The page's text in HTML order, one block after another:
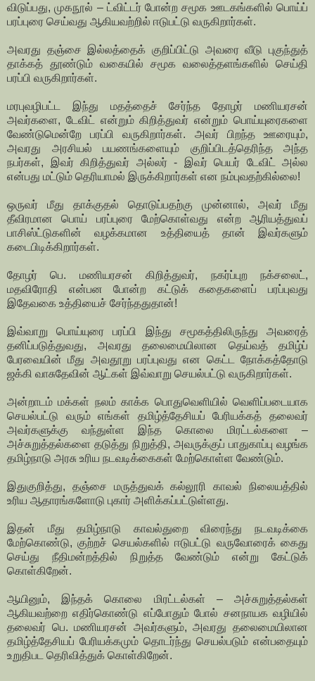
விடுப்பது, முகநூல் – ட்விட்டர் போன்ற சமூக ஊடகங்களில் பொய்ப்
பரப்புரை செய்வது ஆகியவற்றில் ஈடுபட்டு வருகிறார்கள்.
அவரது தஞ்சை இல்லத்தைக் குறிப்பிட்டு அவரை வீடு புகுந்துத்
தாக்கத் தூண்டும் வகையில் சமூக வலைத்தளங்களில் செய்தி
பரப்பி வருகிறார்கள்.
மரபுவழிபட்ட இந்து மதத்தைச் சேர்ந்த தோழர் மணியரசன்
அவர்களை, டேவிட் என்றும் கிறித்துவர் என்றும் பொய்யுரைகளை
வேண்டுமென்றே பரப்பி வருகிறார்கள். அவர் பிறந்த ஊரையும்,
அவரது அரசியல் பயணங்களையும் குறிப்பிடத்தெரிந்த அந்த
நபர்கள், இவர் கிறித்துவர் அல்லர் - இவர் பெயர் டேவிட் அல்ல
என்பது மட்டும் தெரியாமல் இருக்கிறார்கள் என நம்புவதற்கில்லை!
ஒருவர் மீது தாக்குதல் தொடுப்பதற்கு முன்னால், அவர் மீது
தீவிரமான பொய் பரப்புரை மேற்கொள்வது என்ற ஆரியத்துவப்
பாசிஸ்ட்டுகளின் வழக்கமான உத்தியைத் தான் இவர்களும்
கடைபிடிக்கிறார்கள்.
தோழர் பெ. மணியரசன் கிறித்துவர், நகர்ப்புற நக்சலைட்,
மதவிரோதி என்பன போன்ற கட்டுக் கதைகளைப் பரப்புவது
இதேவகை உத்தியைச் சேர்ந்ததுதான்!
இவ்வாறு பொய்யுரை பரப்பி இந்து சமூகத்திலிருந்து அவரைத்
தனிப்படுத்துவது, அவரது தலைமையிலான தெய்வத் தமிழ்ப்
பேரவையின் மீது அவதூறு பரப்புவது என கெட்ட நோக்கத்தோடு
ஜக்கி வாசுதேவின் ஆட்கள் இவ்வாறு செயல்பட்டு வருகிறார்கள்.
அன்றாடம் மக்கள் நலம் காக்க பொதுவெளியில் வெளிப்படையாக
செயல்பட்டு வரும் எங்கள் தமிழ்த்தேசியப் பேரியக்கத் தலைவர்
அவர்களுக்கு வந்துள்ள இந்த கொலை மிரட்டல்களை –
அச்சுறுத்தல்களை தடுத்து நிறுத்தி, அவருக்குப் பாதுகாப்பு வழங்க
தமிழ்நாடு அரசு உரிய நடவடிக்கைகள் மேற்கொள்ள வேண்டும்.
இதுகுறித்து, தஞ்சை மருத்துவக் கல்லூரி காவல் நிலையத்தில்
உரிய ஆதாரங்களோடு புகார் அளிக்கப்பட்டுள்ளது.
இதன் மீது தமிழ்நாடு காவல்துறை விரைந்து நடவடிக்கை
மேற்கொண்டு, குற்றச் செயல்களில் ஈடுபட்டு வருவோரைக் கைது
செய்து நீதிமன்றத்தில் நிறுத்த வேண்டும் என்று கேட்டுக்
கொள்கிறேன்.
ஆயினும், இந்தக் கொலை மிரட்டல்கள் – அச்சுறுத்தல்கள்
ஆகியவற்றை எதிர்கொண்டு எப்போதும் போல் சனநாயக வழியில்
தலைவர் பெ. மணியரசன் அவர்களும், அவரது தலைமையிலான
தமிழ்த்தேசியப் பேரியக்கமும் தொடர்ந்து செயல்படும் என்பதையும்
உறுதிபட தெரிவித்துக் கொள்கிறேன்.